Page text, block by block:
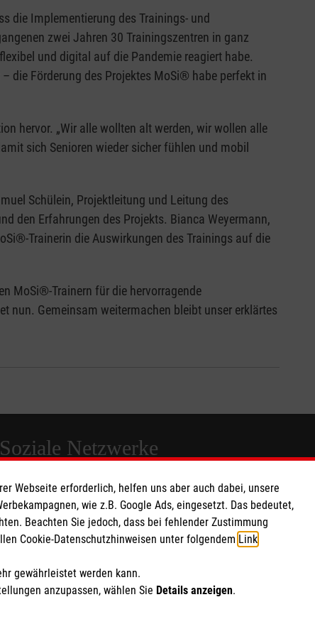
die Implementierung des Trainings- und
zwei Jahren 30 Trainingszentren in ganz
und digital auf die Pandemie reagiert habe.
die Förderung des Projektes MoSi® habe perfekt in
hervor. „Wir alle wollten alt werden, wir wollen alle
sich Senioren wieder sicher fühlen und mobil
Schülein, Projektleitung und Leitung des
den Erfahrungen des Projekts. Bianca Weyermann,
Trainerin die Auswirkungen des Trainings auf die
MoSi®-Trainern für die hervorragende
nun. Gemeinsam weitermachen bleibt unser erklärtes
Soziale Netzwerke
Webseite erforderlich, helfen uns aber auch dabei, unsere
wie z.B. Google Ads, eingesetzt. Das bedeutet,
Beachten Sie jedoch, dass bei fehlender Zustimmung
Cookie-Datenschutzhinweisen unter folgendem Link
gewährleistet werden kann.
anzupassen, wählen Sie Details anzeigen.